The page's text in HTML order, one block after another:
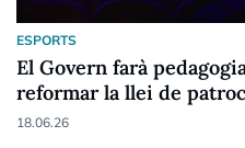
ESPORTS
El Govern farà
reformar la llei de
18.06.26